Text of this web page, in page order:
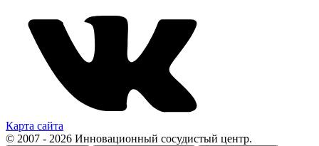
Карта сайта
© 2007 - 2026 Инновационный сосудистый центр.